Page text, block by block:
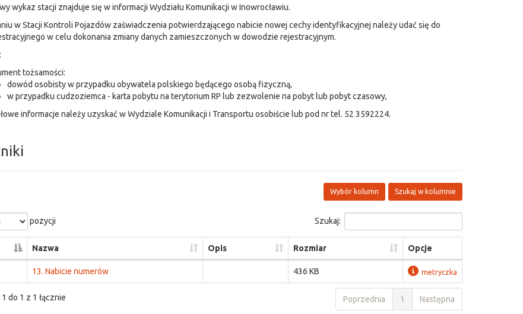
wykaz stacji znajduje się w informacji Wydziału Komunikacji w Inowrocławiu.
w Stacji Kontroli Pojazdów zaświadczenia potwierdzającego nabicie nowej cechy identyfikacyjnej należy udać się do
w celu dokonania zmiany danych zamieszczonych w dowodzie rejestracyjnym.
tożsamości:
dowód osobisty w przypadku obywatela polskiego będącego osobą fizyczną,
w przypadku cudzoziemca - karta pobytu na terytorium RP lub zezwolenie na pobyt lub pobyt czasowy,
informacje należy uzyskać w Wydziale Komunikacji i Transportu osobiście lub pod nr tel. 52 3592224.
Szukaj w kolumnie
Wybór kolumn
pozycji Szukaj:
Nazwa Opis Rozmiar Opcje
13. Nabicie numerów 436 KB metryczka
do 1 z 1 łącznie Poprzednia 1 Następna